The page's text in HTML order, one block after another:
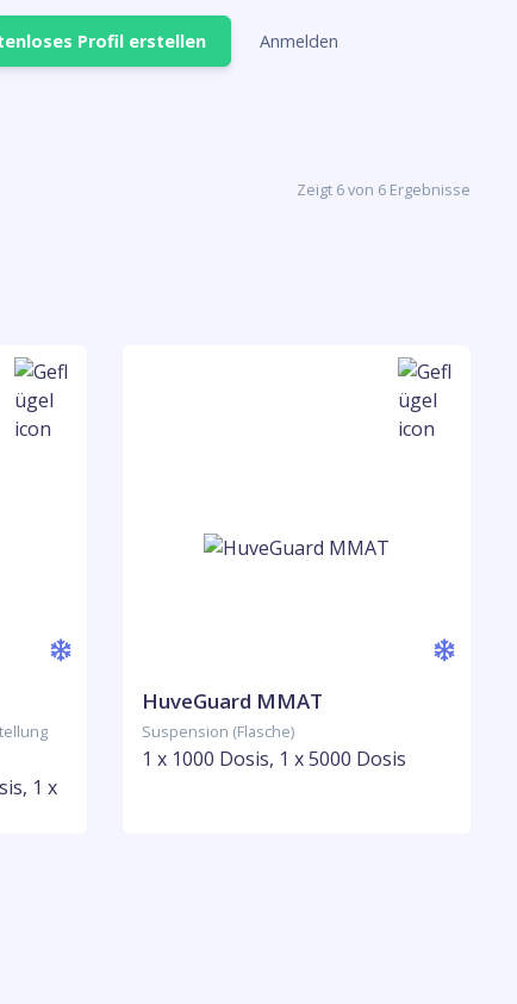
Profil erstellen Anmelden
Zeigt 6 von 6 Ergebnisse
1 x
HuveGuard MMAT
Suspension (Flasche)
1 x 1000 Dosis, 1 x 5000 Dosis